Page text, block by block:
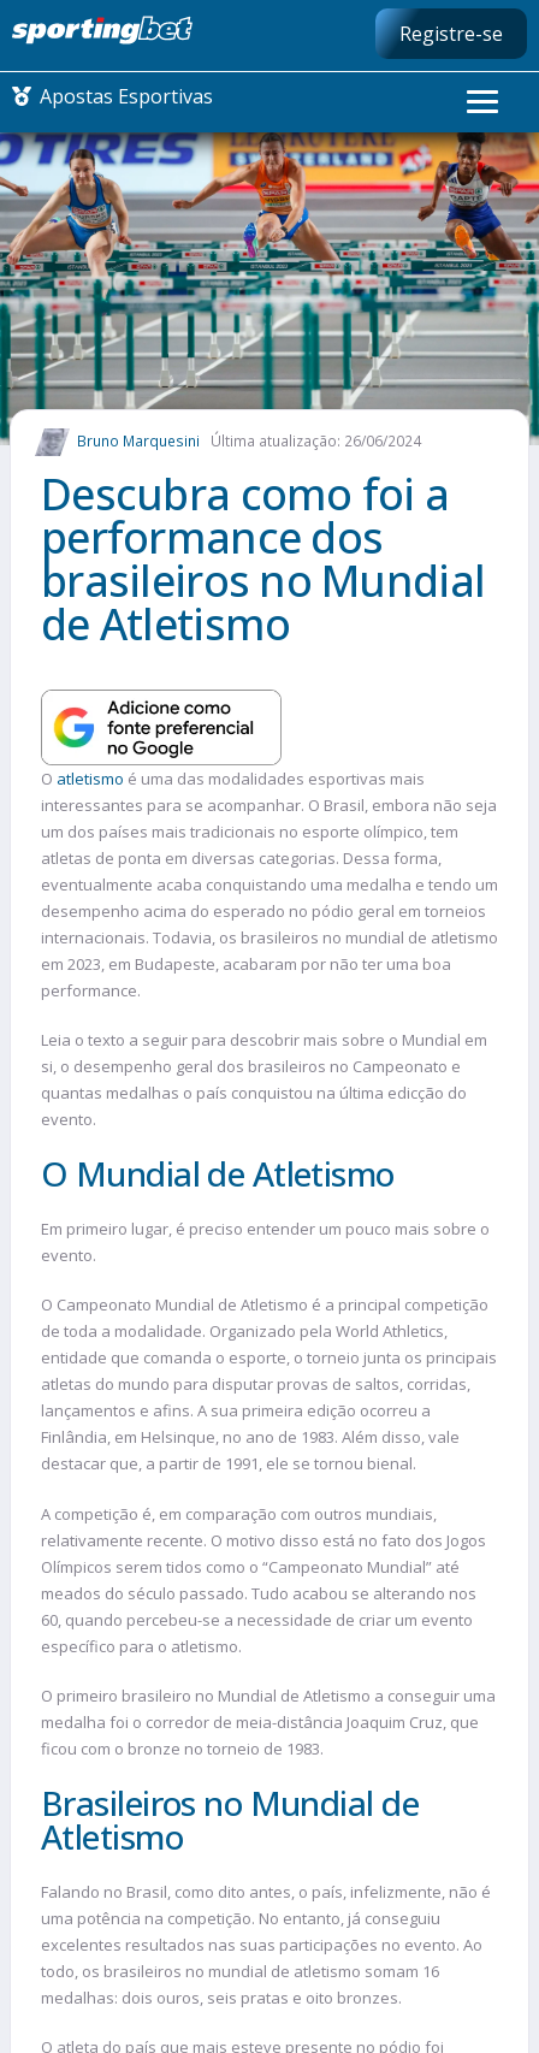
Registre-se
Apostas Esportivas
CONMEBOL LIBERTADORES
FUTEBOL NACIONAL
FUTEBOL INTERNACIONAL
COMO APOSTAR
MAIS ESPORTES
Bruno Marquesini Última atualização: 26/06/2024
Descubra como foi a
performance dos
brasileiros no Mundial
de Atletismo
O atletismo é uma das modalidades esportivas mais
interessantes para se acompanhar. O Brasil, embora não seja
um dos países mais tradicionais no esporte olímpico, tem
atletas de ponta em diversas categorias. Dessa forma,
eventualmente acaba conquistando uma medalha e tendo um
desempenho acima do esperado no pódio geral em torneios
internacionais. Todavia, os brasileiros no mundial de atletismo
em 2023, em Budapeste, acabaram por não ter uma boa
performance.
Leia o texto a seguir para descobrir mais sobre o Mundial em
si, o desempenho geral dos brasileiros no Campeonato e
quantas medalhas o país conquistou na última edicção do
evento.
O Mundial de Atletismo
Em primeiro lugar, é preciso entender um pouco mais sobre o
evento.
O Campeonato Mundial de Atletismo é a principal competição
de toda a modalidade. Organizado pela World Athletics,
entidade que comanda o esporte, o torneio junta os principais
atletas do mundo para disputar provas de saltos, corridas,
lançamentos e afins. A sua primeira edição ocorreu a
Finlândia, em Helsinque, no ano de 1983. Além disso, vale
destacar que, a partir de 1991, ele se tornou bienal.
A competição é, em comparação com outros mundiais,
relativamente recente. O motivo disso está no fato dos Jogos
Olímpicos serem tidos como o “Campeonato Mundial” até
meados do século passado. Tudo acabou se alterando nos
60, quando percebeu-se a necessidade de criar um evento
específico para o atletismo.
O primeiro brasileiro no Mundial de Atletismo a conseguir uma
medalha foi o corredor de meia-distância Joaquim Cruz, que
ficou com o bronze no torneio de 1983.
Brasileiros no Mundial de
Atletismo
Falando no Brasil, como dito antes, o país, infelizmente, não é
uma potência na competição. No entanto, já conseguiu
excelentes resultados nas suas participações no evento. Ao
todo, os brasileiros no mundial de atletismo somam 16
medalhas: dois ouros, seis pratas e oito bronzes.
O atleta do país que mais esteve presente no pódio foi